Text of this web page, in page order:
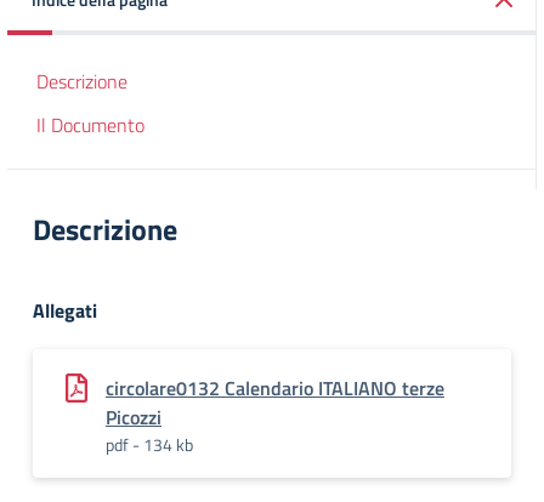
Descrizione
Il Documento
Descrizione
Allegati
circolare0132 Calendario ITALIANO terze
Picozzi
pdf - 134 kb